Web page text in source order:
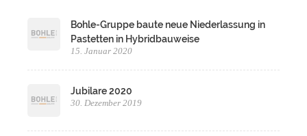
Bohle-Gruppe baute neue Niederlassung in
Pastetten in Hybridbauweise
15. Januar 2020
Jubilare 2020
30. Dezember 2019